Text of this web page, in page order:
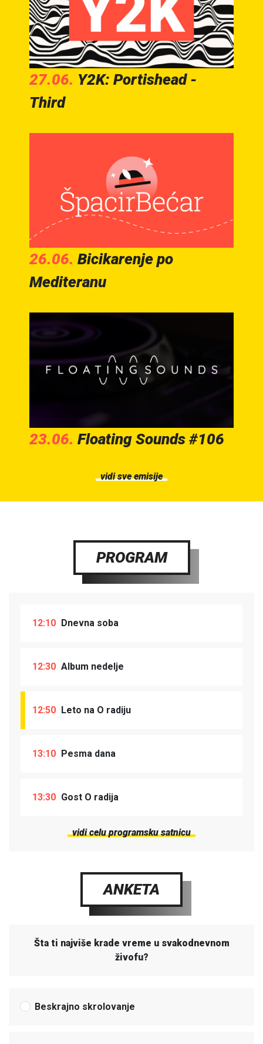
27.06. Y2K: Portishead -
Third
26.06. Bicikarenje po
Mediteranu
23.06. Floating Sounds #106
vidi sve emisije
PROGRAM
12:10 Dnevna soba
12:30 Album nedelje
12:50 Leto na O radiju
13:10 Pesma dana
13:30 Gost O radija
vidi celu programsku satnicu
ANKETA
Šta ti najviše krade vreme u svakodnevnom
živofu?
Beskrajno skrolovanje